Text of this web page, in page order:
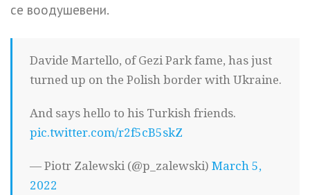
се воодушевени.
Davide Martello, of Gezi Park fame, has just
turned up on the Polish border with Ukraine.
And says hello to his Turkish friends.
pic.twitter.com/r2f5cB5skZ
— Piotr Zalewski (@p_zalewski) March 5,
2022